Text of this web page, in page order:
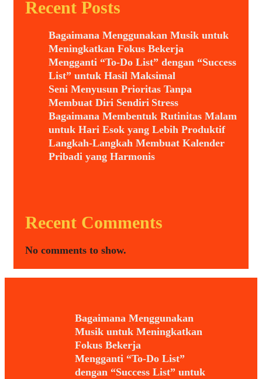
Recent Posts
Bagaimana Menggunakan Musik untuk
Meningkatkan Fokus Bekerja
Mengganti “To-Do List” dengan “Success
List” untuk Hasil Maksimal
Seni Menyusun Prioritas Tanpa
Membuat Diri Sendiri Stress
Bagaimana Membentuk Rutinitas Malam
untuk Hari Esok yang Lebih Produktif
Langkah-Langkah Membuat Kalender
Pribadi yang Harmonis
Recent Comments
No comments to show.
Bagaimana Menggunakan
Musik untuk Meningkatkan
Fokus Bekerja
Mengganti “To-Do List”
dengan “Success List” untuk